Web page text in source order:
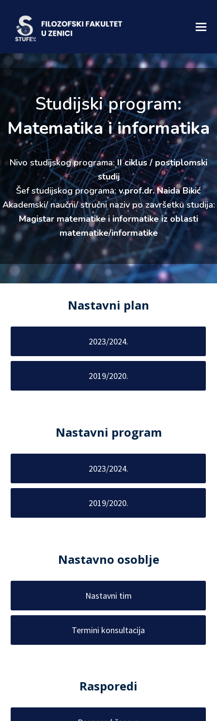
Studijski program:
Matematika i informatika
Nivo studijskog programa:II ciklus / postiplomski
studij
Šef studijskog programa:v.prof.dr. Naida Bikić
Akademski/ naučni/ stručni naziv po završetku studija:
Magistar matematike i informatike iz oblasti
matematike/informatike
Nastavni plan
2023/2024.
2019/2020.
Nastavni program
2023/2024.
2019/2020.
Nastavno osoblje
Nastavni tim
Termini konsultacija
Rasporedi